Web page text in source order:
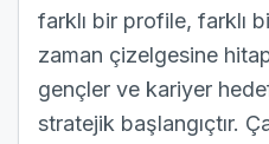
farklı bir profile, farklı
zaman çizelgesine
gençler ve kariyer
stratejik başlangıçtır.